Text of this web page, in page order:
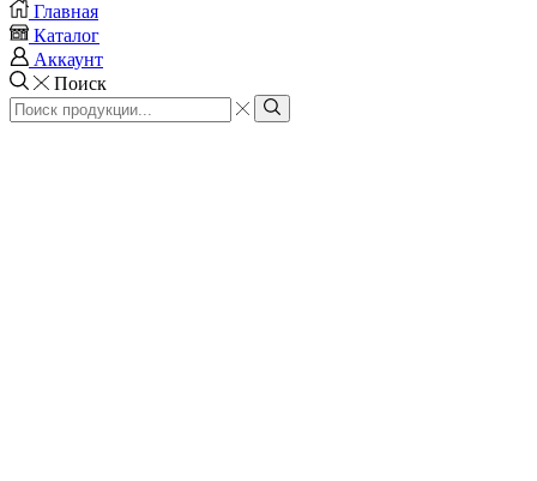
Главная
Каталог
Аккаунт
Поиск
Search
input
Search